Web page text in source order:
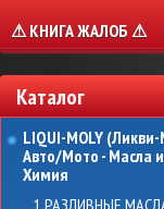
⚠ КНИГА ЖАЛОБ ⚠
Каталог
LIQUI-MOLY
Авто/Мото - Масла и
Химия
1.РАЗЛИВНЫЕ